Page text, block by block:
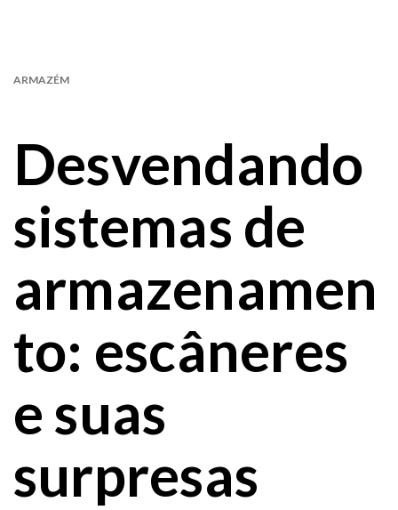
Desvendando
sistemas de
armazenamen
to: escâneres
e suas
surpresas
ARMAZÉM